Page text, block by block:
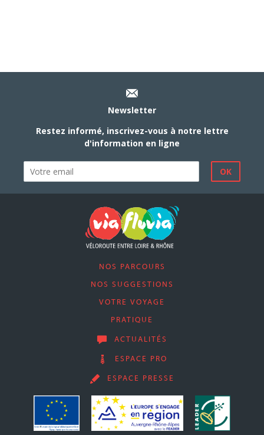
Newsletter
Restez informé, inscrivez-vous à notre lettre
d'information en ligne
NOS PARCOURS
NOS SUGGESTIONS
VOTRE VOYAGE
PRATIQUE
ACTUALITÉS
ESPACE PRO
ESPACE PRESSE